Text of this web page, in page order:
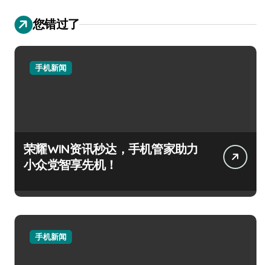
您错过了
手机新闻
荣耀WIN资讯秒达，手机管家助力
小众党智享先机！
手机新闻